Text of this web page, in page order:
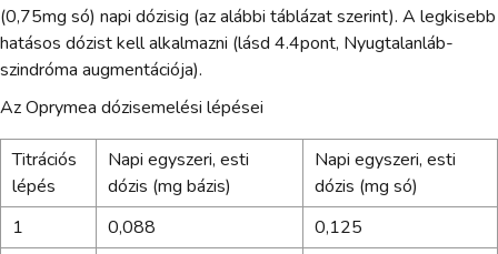
(0,75mg só) napi dózisig (az alábbi táblázat szerint). A legkisebb
hatásos dózist kell alkalmazni (lásd 4.4pont, Nyugtalanláb-
szindróma augmentációja).
Az Oprymea dózisemelési lépései
Titrációs
lépés
Napi egyszeri, esti
dózis (mg bázis)
Napi egyszeri, esti
dózis (mg só)
1
0,088
0,125